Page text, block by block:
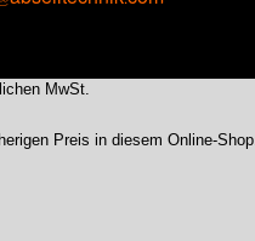
MwSt.
Preis in diesem Online-Shop.